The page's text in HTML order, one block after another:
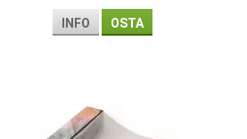
INFO OSTA